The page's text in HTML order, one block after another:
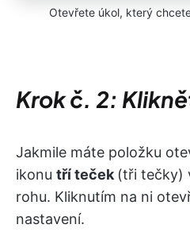
Otevřete úkol, který
Krok č. 2:
Jakmile máte položku
ikonu tří teček (tři tečky)
rohu. Kliknutím na ni
nastavení.